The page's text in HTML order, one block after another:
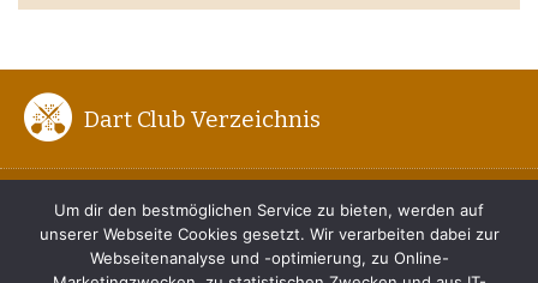
Dart Club Verzeichnis
DER RICHTIGE DARTWURF
Um dir den bestmöglichen Service zu bieten, werden auf
unserer Webseite Cookies gesetzt. Wir verarbeiten dabei zur
Webseitenanalyse und -optimierung, zu Online-